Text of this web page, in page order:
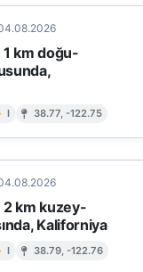
km doğu-
I 38.77, -122.75
km kuzey-
Kaliforniya
I 38.79, -122.76